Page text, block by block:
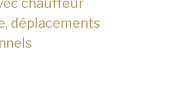
déplacements